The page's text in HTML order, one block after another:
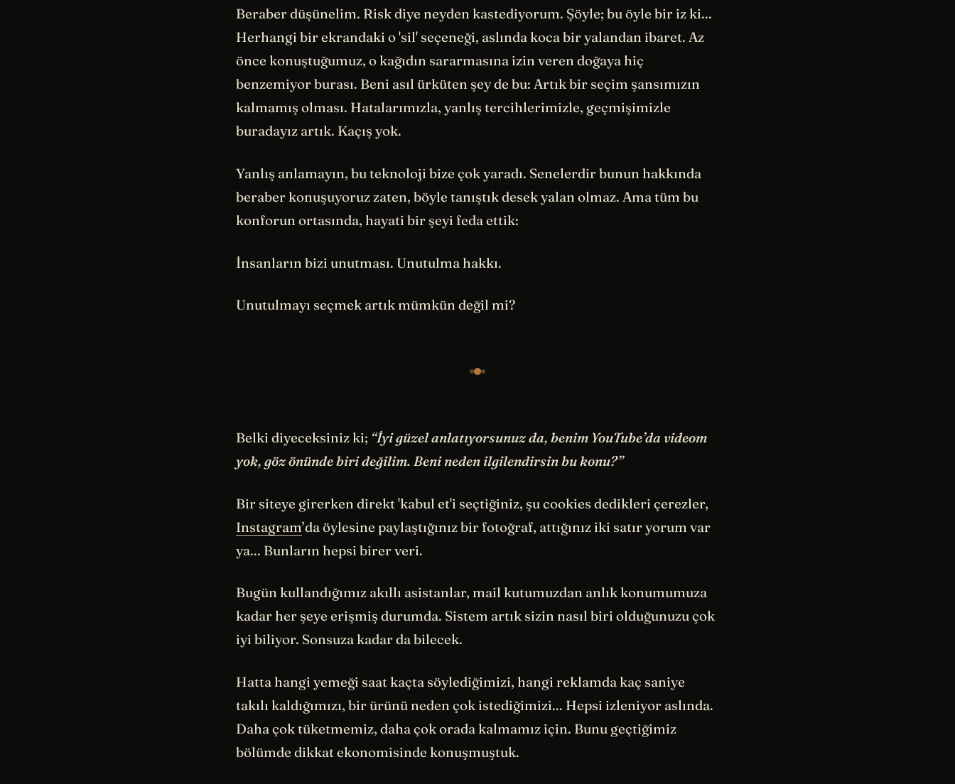
Beraber düşünelim. Risk diye neyden kastediyorum. Şöyle; bu öyle bir iz ki...
Herhangi bir ekrandaki o 'sil' seçeneği, aslında koca bir yalandan ibaret. Az
önce konuştuğumuz, o kağıdın sararmasına izin veren doğaya hiç
benzemiyor burası. Beni asıl ürküten şey de bu: Artık bir seçim şansımızın
kalmamış olması. Hatalarımızla, yanlış tercihlerimizle, geçmişimizle
buradayız artık. Kaçış yok.
Yanlış anlamayın, bu teknoloji bize çok yaradı. Senelerdir bunun hakkında
beraber konuşuyoruz zaten, böyle tanıştık desek yalan olmaz. Ama tüm bu
konforun ortasında, hayati bir şeyi feda ettik:
İnsanların bizi unutması. Unutulma hakkı.
Unutulmayı seçmek artık mümkün değil mi?
Belki diyeceksiniz ki; “İyi güzel anlatıyorsunuz da, benim YouTube’da videom
yok, göz önünde biri değilim. Beni neden ilgilendirsin bu konu?”
Bir siteye girerken direkt 'kabul et'i seçtiğiniz, şu cookies dedikleri çerezler,
Instagram’da öylesine paylaştığınız bir fotoğraf, attığınız iki satır yorum var
ya... Bunların hepsi birer veri.
Bugün kullandığımız akıllı asistanlar, mail kutumuzdan anlık konumumuza
kadar her şeye erişmiş durumda. Sistem artık sizin nasıl biri olduğunuzu çok
iyi biliyor. Sonsuza kadar da bilecek.
Hatta hangi yemeği saat kaçta söylediğimizi, hangi reklamda kaç saniye
takılı kaldığımızı, bir ürünü neden çok istediğimizi... Hepsi izleniyor aslında.
Daha çok tüketmemiz, daha çok orada kalmamız için. Bunu geçtiğimiz
bölümde dikkat ekonomisinde konuşmuştuk.